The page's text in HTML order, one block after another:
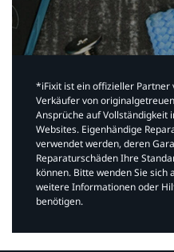
*iFixit ist ein offizieller Partner
Verkäufer von
Ansprüche auf Vollständigkeit
Websites. Eigenhändige
verwendet werden, deren
Reparaturschäden Ihre
können. Bitte wenden Sie sich
weitere Informationen oder
benötigen.​